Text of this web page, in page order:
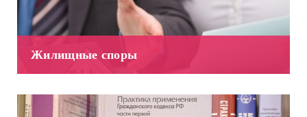
Жилищные споры